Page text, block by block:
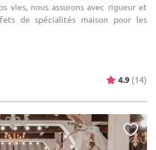
vies, nous assurons avec rigueur et
de spécialités maison pour les
4.9 (14)